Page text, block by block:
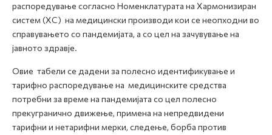
распоредување согласно Номенклатурата на Хармонизиран
систем (ХС) на медицински производи кои се неопходни во
справувањето со пандемијата, а со цел на зачувување на
јавното здравје.
Овие табели се дадени за полесно идентификување и
тарифно распоредување на медицинските средства
потребни за време на пандемијата со цел полесно
прекугранично движење, примена на непредвидени
тарифни и нетарифни мерки, следење, борба против